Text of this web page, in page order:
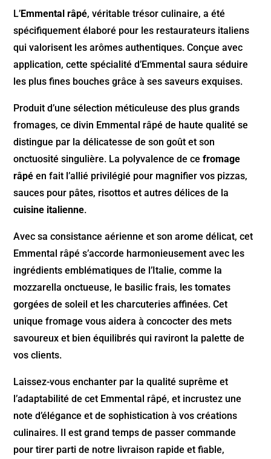
L’Emmental râpé, véritable trésor culinaire, a été
spécifiquement élaboré pour les restaurateurs italiens
qui valorisent les arômes authentiques. Conçue avec
application, cette spécialité d’Emmental saura séduire
les plus fines bouches grâce à ses saveurs exquises.
Produit d’une sélection méticuleuse des plus grands
fromages, ce divin Emmental râpé de haute qualité se
distingue par la délicatesse de son goût et son
onctuosité singulière. La polyvalence de cefromage
râpé en fait l’allié privilégié pour magnifier vos pizzas,
sauces pour pâtes, risottos et autres délices de la
cuisine italienne.
Avec sa consistance aérienne et son arome délicat, cet
Emmental râpé s’accorde harmonieusement avec les
ingrédients emblématiques de l’Italie, comme la
mozzarella onctueuse, le basilic frais, les tomates
gorgées de soleil et les charcuteries affinées. Cet
unique fromage vous aidera à concocter des mets
savoureux et bien équilibrés qui raviront la palette de
vos clients.
Laissez-vous enchanter par la qualité suprême et
l’adaptabilité de cet Emmental râpé, et incrustez une
note d’élégance et de sophistication à vos créations
culinaires. Il est grand temps de passer commande
pour tirer parti de notre livraison rapide et fiable,